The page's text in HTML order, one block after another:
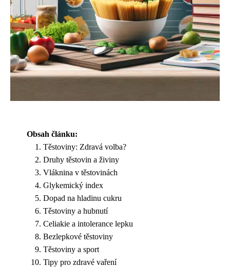
Obsah článku:
Těstoviny: Zdravá volba?
Druhy těstovin a živiny
Vláknina v těstovinách
Glykemický index
Dopad na hladinu cukru
Těstoviny a hubnutí
Celiakie a intolerance lepku
Bezlepkové těstoviny
Těstoviny a sport
Tipy pro zdravé vaření